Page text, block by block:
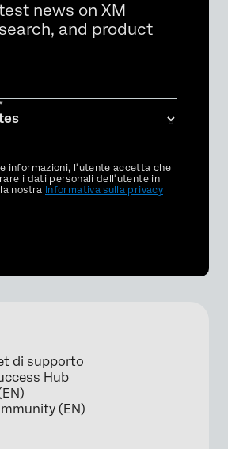
news on XM
and product
informazioni, l'utente accetta che
i dati personali dell'utente in
nostra Informativa sulla privacy
di supporto
Hub
(EN)